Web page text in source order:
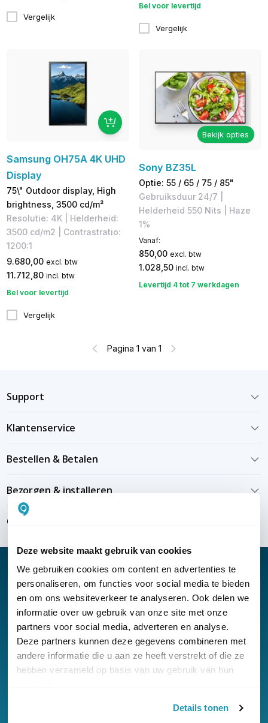
Deze website maakt gebruik van cookies
We gebruiken cookies om content en advertenties te
personaliseren, om functies voor social media te bieden
en om ons websiteverkeer te analyseren. Ook delen we
informatie over uw gebruik van onze site met onze
partners voor social media, adverteren en analyse.
Deze partners kunnen deze gegevens combineren met
andere informatie die u aan ze heeft verstrekt of die ze
hebben verzameld op basis van uw gebruik van hun
Details tonen
Vergelijk
Bel voor levertijd
Vergelijk
Samsung OH75A 4K UHD
Display
75\" Outdoor display, High
brightness, 3500 cd/m²
Resolutie: 4K | Helderheid:
3500 cd/m2 | Contrastratio:
1200:1
9.680,00 excl. btw
11.712,80 incl. btw
Bel voor levertijd
Vergelijk
Bekijk opties
Sony BZ35L
Optie: 55 / 65 / 75 / 85"
Gebruiksduur 24/7 |
Helderheid 550 Nits | Haze
1%
Vanaf:
850,00 excl. btw
1.028,50 incl. btw
Levertijd 4 tot 7 werkdagen
Pagina 1 van 1
Support
Klantenservice
Bestellen & Betalen
Bezorgen & installeren
Over KommaGo
Nieuwsbrief
Klantenservice